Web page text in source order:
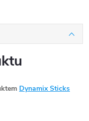
Dynamix Sticks